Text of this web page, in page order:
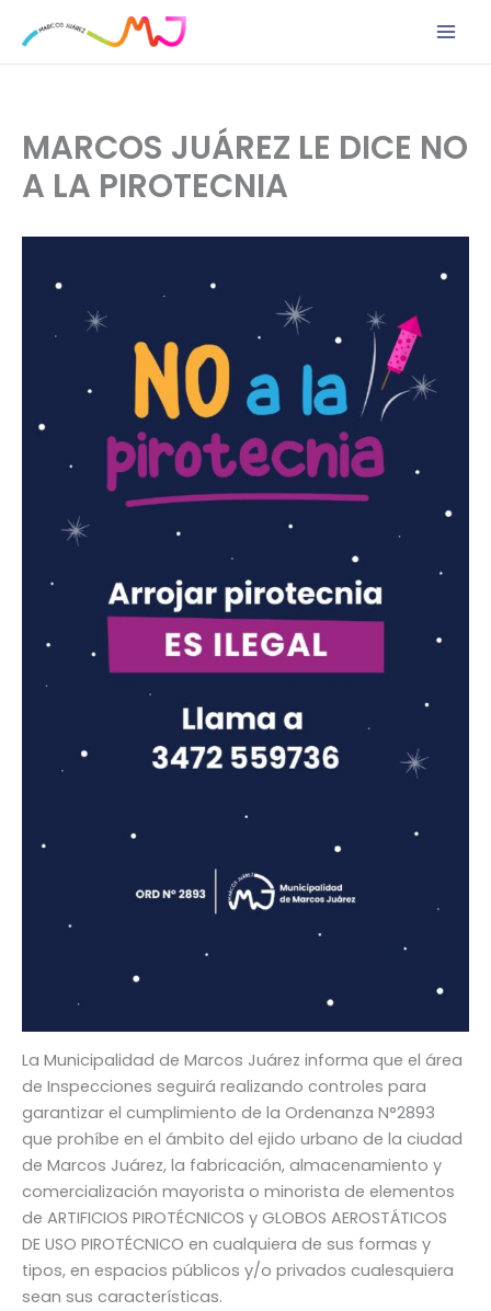
MARCOS JUÁREZ LE DICE NO
A LA PIROTECNIA
La Municipalidad de Marcos Juárez informa que el área
de Inspecciones seguirá realizando controles para
garantizar el cumplimiento de la Ordenanza N°2893
que prohíbe en el ámbito del ejido urbano de la ciudad
de Marcos Juárez, la fabricación, almacenamiento y
comercialización mayorista o minorista de elementos
de ARTIFICIOS PIROTÉCNICOS y GLOBOS AEROSTÁTICOS
DE USO PIROTÉCNICO en cualquiera de sus formas y
tipos, en espacios públicos y/o privados cualesquiera
sean sus características.